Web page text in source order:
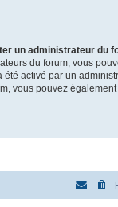
un administrateur du
du forum, vous
été activé par un
vous pouvez